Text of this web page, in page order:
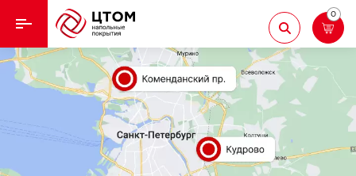
Назад
Кварцвиниловая плитка
Назад
Aberhof
Adelar
Alfa
Ламинат
Ковролин
0